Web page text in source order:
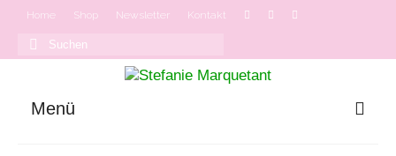
Home Shop Newsletter Kontakt
Suchen
Menü